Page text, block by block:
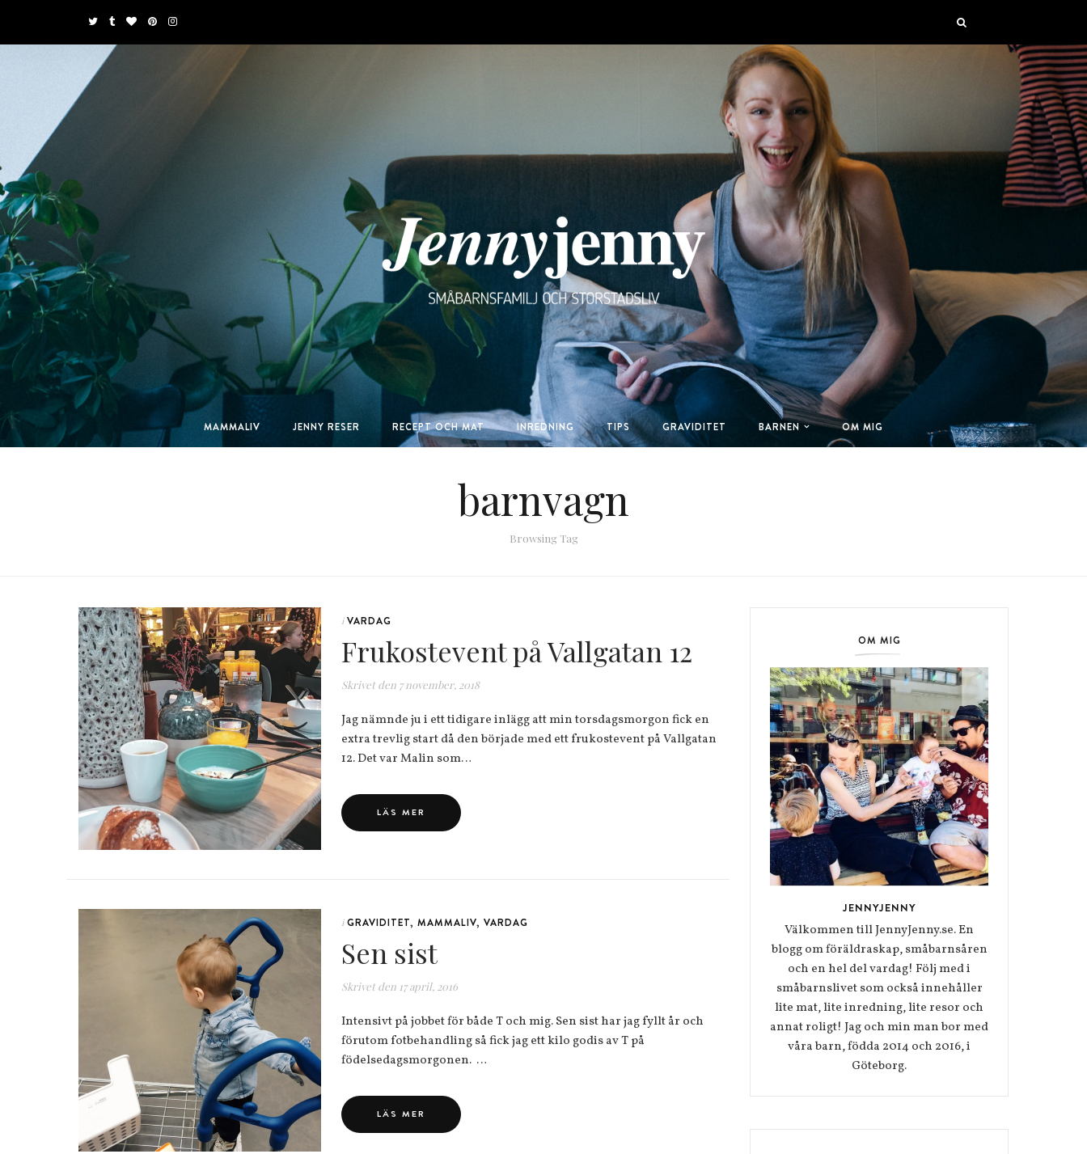
MAMMALIV JENNY RESER RECEPT OCH MAT INREDNING TIPS GRAVIDITET BARNEN OM MIG
barnvagn
Browsing Tag
i VARDAG
Frukostevent på Vallgatan 12
Skrivet den 7 november, 2018
Jag nämnde ju i ett tidigare inlägg att min torsdagsmorgon fick en
extra trevlig start då den började med ett frukostevent på Vallgatan
12. Det var Malin som…
LÄS MER
i GRAVIDITET, MAMMALIV, VARDAG
Sen sist
Skrivet den 17 april, 2016
Intensivt på jobbet för både T och mig. Sen sist har jag fyllt år och
förutom fotbehandling så fick jag ett kilo godis av T på
födelsedagsmorgonen. …
LÄS MER
OM MIG
JENNYJENNY
Välkommen till JennyJenny.se. En
blogg om föräldraskap, småbarnsåren
och en hel del vardag! Följ med i
småbarnslivet som också innehåller
lite mat, lite inredning, lite resor och
annat roligt! Jag och min man bor med
våra barn, födda 2014 och 2016, i
Göteborg.